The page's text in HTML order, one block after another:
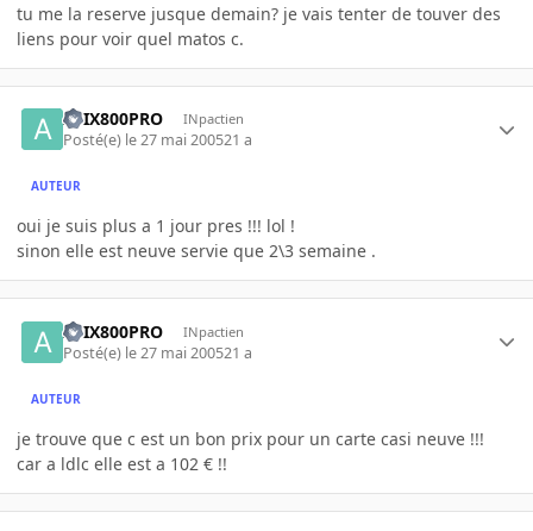
tu me la reserve jusque demain? je vais tenter de touver des
liens pour voir quel matos c.
ATIX800PRO INpactien
Posté(e) le 27 mai 200521 a
AUTEUR
oui je suis plus a 1 jour pres !!! lol !
sinon elle est neuve servie que 2\3 semaine .
ATIX800PRO INpactien
Posté(e) le 27 mai 200521 a
AUTEUR
je trouve que c est un bon prix pour un carte casi neuve !!!
car a ldlc elle est a 102 € !!